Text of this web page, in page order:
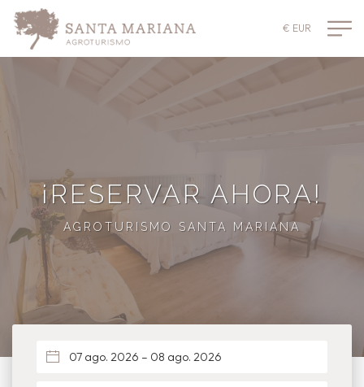
€ EUR
¡RESERVAR AHORA!
AGROTURISMO SANTA MARIANA